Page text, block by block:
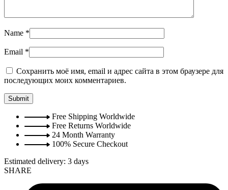
Name *
Email *
Сохранить моё имя, email и адрес сайта в этом браузере для
последующих моих комментариев.
Free Shipping Worldwide
Free Returns Worldwide
24 Month Warranty
100% Secure Checkout
Estimated delivery: 3 days
SHARE